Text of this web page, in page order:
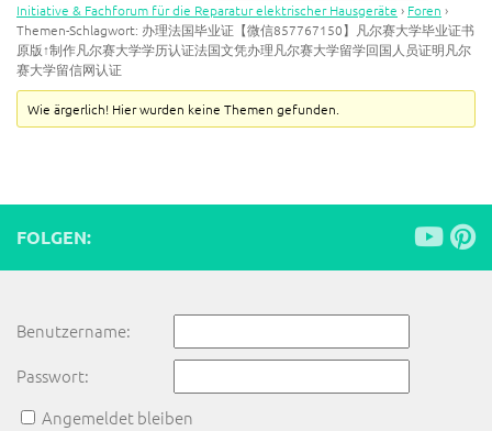
Initiative & Fachforum für die Reparatur elektrischer Hausgeräte › Foren ›
Themen-Schlagwort: 办理法国毕业证【微信857767150】凡尔赛大学毕业证书
原版↑制作凡尔赛大学学历认证法国文凭办理凡尔赛大学留学回国人员证明凡尔
赛大学留信网认证
Wie ärgerlich! Hier wurden keine Themen gefunden.
FOLGEN:
Benutzername:
Passwort:
Angemeldet bleiben